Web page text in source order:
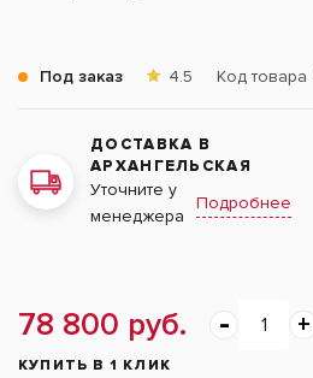
Под заказ 4.5 Код товара
ДОСТАВКА В
АРХАНГЕЛЬСКАЯ
Уточните у
менеджера
Подробнее
78 800 руб.
КУПИТЬ В 1 КЛИК